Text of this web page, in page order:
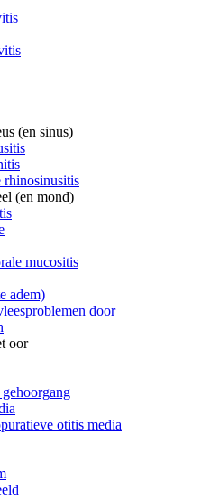
(en sinus)
rhinosinusitis
(en mond)
mucositis
adem)
door
oor
otitis media